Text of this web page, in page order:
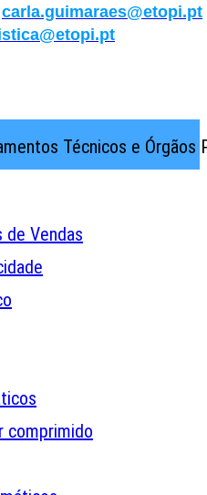
carla.guimaraes@etopi.pt
Técnicos e
de Vendas
comprimido